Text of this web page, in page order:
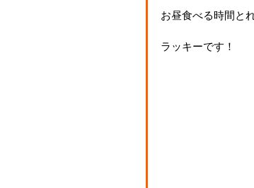
お昼食べる時間と
ラッキーです！